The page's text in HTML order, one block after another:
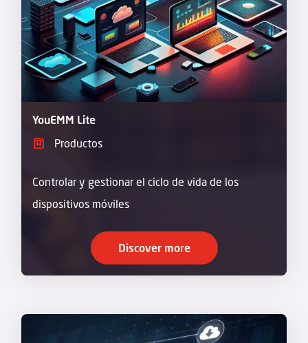
YouEMM Lite
Productos
Controlar y gestionar el ciclo de vida de los
dispositivos móviles
Discover more